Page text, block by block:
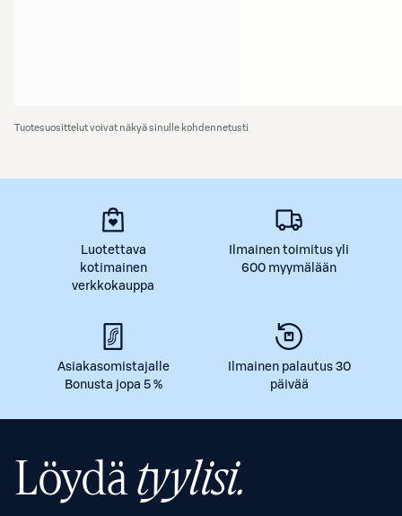
Tuotesuosittelut voivat näkyä sinulle kohdennetusti
Luotettava
kotimainen
verkkokauppa
Ilmainen toimitus yli
600 myymälään
Asiakasomistajalle
Bonusta jopa 5 %
Ilmainen palautus 30
päivää
Löydätyylisi.